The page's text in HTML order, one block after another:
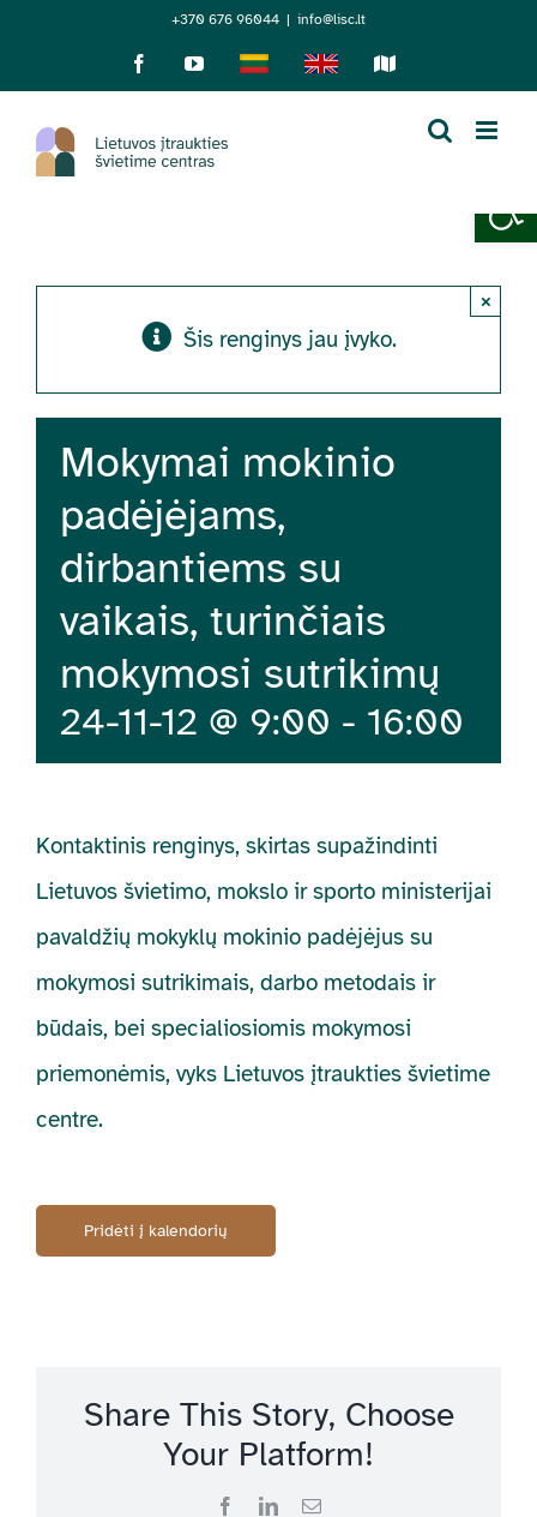
+370 676 96044 | info@lisc.lt
FacebookYouTubeLietuviškaiEnglish
Sensorinis
Šis renginys jau įvyko.
×
Mokymai mokinio
padėjėjams,
dirbantiems su
vaikais, turinčiais
mokymosi sutrikimų
24-11-12 @ 9:00 - 16:00
Kontaktinis renginys, skirtas supažindinti
Lietuvos švietimo, mokslo ir sporto ministerijai
pavaldžių mokyklų mokinio padėjėjus su
mokymosi sutrikimais, darbo metodais ir
būdais, bei specialiosiomis mokymosi
priemonėmis, vyks Lietuvos įtraukties švietime
centre.
Pridėti į kalendorių
Share This Story, Choose
Your Platform!
FacebookLinkedInEmail